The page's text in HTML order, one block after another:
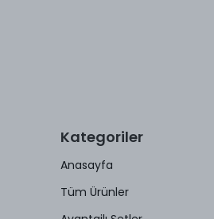
Kategoriler
Anasayfa
Tüm Ürünler